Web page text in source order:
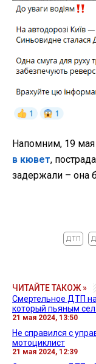
Напомним, 19
в кювет,
задержали – она
ДТП
ЧИТАЙТЕ ТАКОЖ »
Смертельное ДТП
который пьяным сел
21 мая 2024, 13:50
Не справился с
мотоциклист
21 мая 2024, 12:39